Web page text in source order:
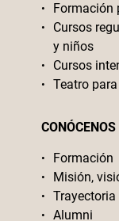
Formación
Cursos
y niños
Cursos
Teatro
CONÓCENOS
Formación
Misión,
Trayectoria
Alumni